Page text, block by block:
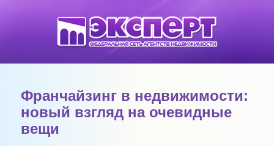
Франчайзинг в недвижимости:
новый взгляд на очевидные
вещи